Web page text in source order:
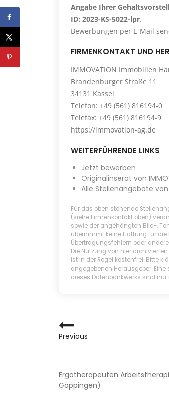
Angabe Ihrer
ID: 2023-KS-5022-lpr.
Bewerbungen per E-Mail
FIRMENKONTAKT UND
IMMOVATION Immobilien
Brandenburger Straße 11
34131 Kassel
Telefon: +49 (561) 816194-0
Telefax: +49 (561) 816194-9
https://immovation-ag.de
WEITERFÜHRENDE LINKS
Jetzt bewerben
Originalinserat von
Alle Stellenangebote von
Für das oben stehende
(siehe Firmenkontakt oben)
sowie der angehängten Bild-,
übernimmt keine Haftung für die
Übertragungsfehlern oder
Die Nutzung von hier
ist in der Regel kostenfrei. Bitte
angegebenen Herausgeber.
dieses Datenbankwerks sind
Previous
Ergotherapeuten
Göppingen)